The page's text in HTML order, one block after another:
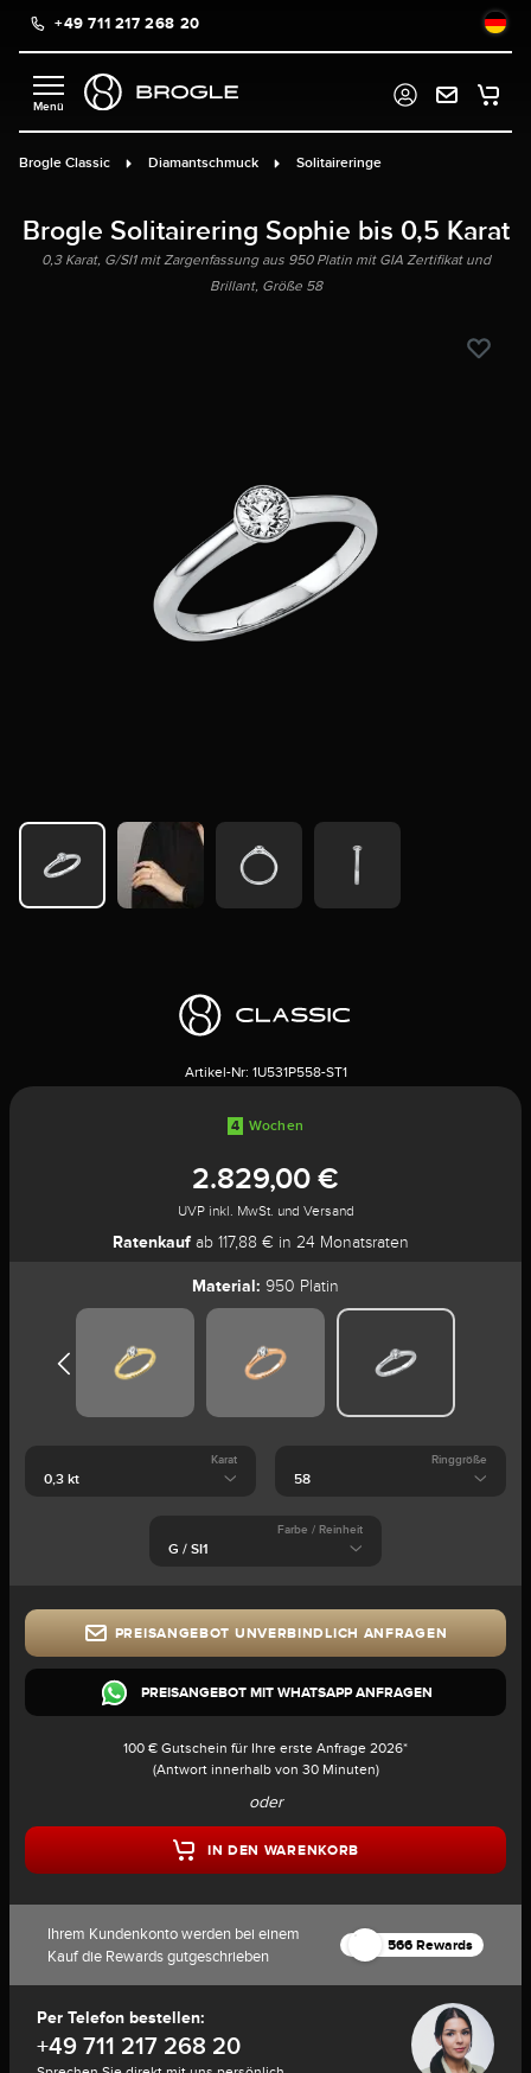
springen
+49 711 217 268 20
Brogle Classic Diamantschmuck Solitaireringe
Brogle Solitairering Sophie bis 0,5 Karat
0,3 Karat, G/SI1 mit Zargenfassung aus 950 Platin mit GIA Zertifikat und
Brillant, Größe 58
Artikel-Nr: 1U531P558-ST1
4 Wochen
2.829,00 €
UVP inkl. MwSt. und Versand
Ratenkauf ab 117,88 € in 24 Monatsraten
Material: 950 Platin
Karat Ringgröße
Farbe / Reinheit
PREISANGEBOT UNVERBINDLICH ANFRAGEN
PREISANGEBOT MIT WHATSAPP ANFRAGEN
100 € Gutschein für Ihre erste Anfrage 2026*
(Antwort innerhalb von 30 Minuten)
oder
IN DEN WARENKORB
Ihrem Kundenkonto werden bei einem
Kauf die Rewards gutgeschrieben
566 Rewards
Per Telefon bestellen:
+49 711 217 268 20